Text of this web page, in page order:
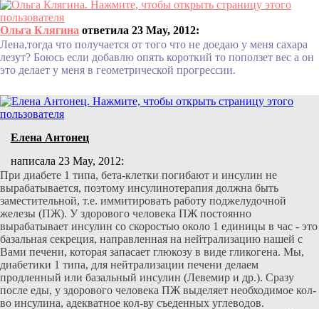
Ольга Клягина ответила 23 May, 2012:
Лена,тогда что получается от того что не доедаю у меня сахара
лезут? Боюсь если добавлю опять короткий то поползет вес а он
это делает у меня в геометрической прогрессии.
Елена Антонец
написала 23 May, 2012:
При диабете 1 типа, бета-клетки погибают и инсулин не
вырабатывается, поэтому инсулинотерапия должна быть
заместительной, т.е. иммитировать работу поджелудочной
железы (ПЖ). У здорового человека ПЖ постоянно
вырабатывает инсулин со скоростью около 1 единицы в час - это
базальная секреция, направленная на нейтрализацию нашей с
Вами печени, которая запасает глюкозу в виде гликогена. Мы,
диабетики 1 типа, для нейтрализации печени делаем
продленный или базальный инсулин (Левемир и др.). Сразу
после еды, у здорового человека ПЖ выделяет необходимое кол-
во инсулина, адекватное кол-ву съеденных углеводов.